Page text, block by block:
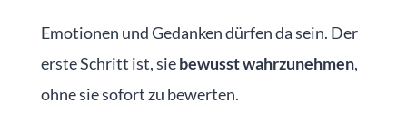
Emotionen und Gedanken dürfen da sein. Der
erste Schritt ist, siebewusst wahrzunehmen,
ohne sie sofort zu bewerten.